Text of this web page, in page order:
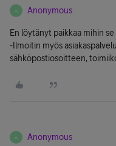
A Anonymous
En löytänyt paikkaa mihin
-Ilmoitin myös
sähköpostiosoitteen,
A Anonymous